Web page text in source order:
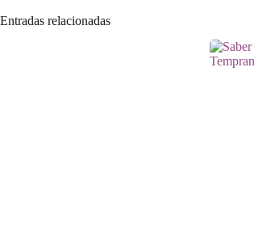
Entradas relacionadas